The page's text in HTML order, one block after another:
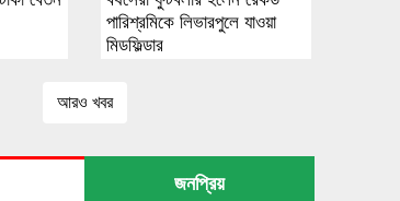
পারিশ্রমিকে লিভারপুলে যাওয়া
মিডফিল্ডার
আরও খবর
জনপ্রিয়